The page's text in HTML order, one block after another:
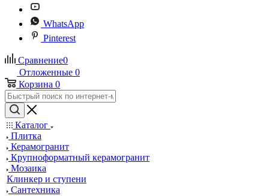
WhatsApp
Pinterest
Сравнение0
Отложенные 0
Корзина 0
Каталог
Плитка
Керамогранит
Крупноформатный керамогранит
Мозаика
Клинкер и ступени
Сантехника